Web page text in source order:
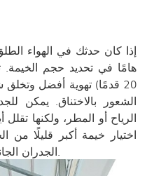
إذا كان حدثك في الهواء
20 قدمًا) تهوية أفضل
الشعور بالاختناق. يمكن
الرياح أو المطر، ولكنها
اختيار خيمة أكبر قليلًا من
الجدران الجانبية مع الحفاظ على راحة الضيوف.